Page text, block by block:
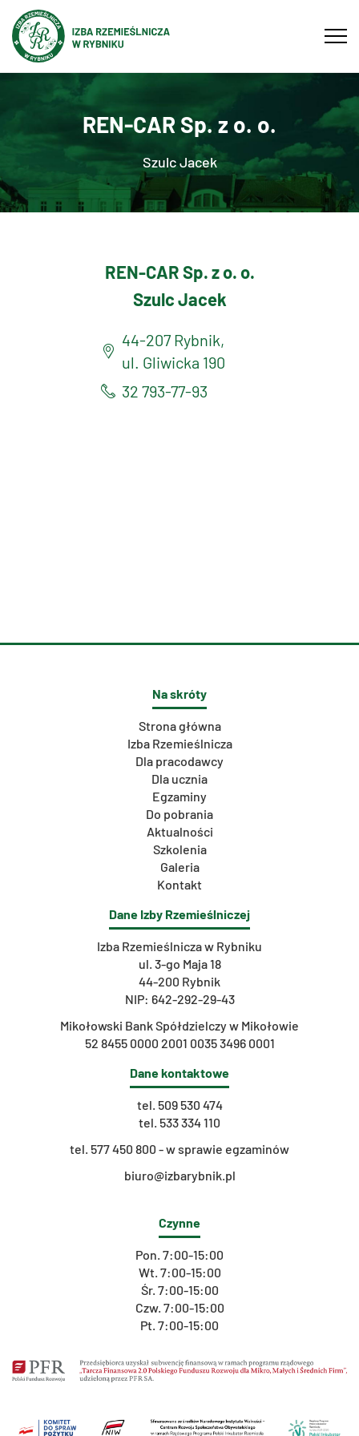
REN-CAR Sp. z o. o.
Szulc Jacek
REN-CAR Sp. z o. o.
Szulc Jacek
44-207 Rybnik,
ul. Gliwicka 190
32 793-77-93
Na skróty
Strona główna
Izba Rzemieślnicza
Dla pracodawcy
Dla ucznia
Egzaminy
Do pobrania
Aktualności
Szkolenia
Galeria
Kontakt
Dane Izby Rzemieślniczej
Izba Rzemieślnicza w Rybniku
ul. 3-go Maja 18
44-200 Rybnik
NIP: 642-292-29-43
Mikołowski Bank Spółdzielczy w Mikołowie
52 8455 0000 2001 0035 3496 0001
Dane kontaktowe
tel. 509 530 474
tel. 533 334 110
tel. 577 450 800 - w sprawie egzaminów
biuro@izbarybnik.pl
Czynne
Pon. 7:00-15:00
Wt. 7:00-15:00
Śr. 7:00-15:00
Czw. 7:00-15:00
Pt. 7:00-15:00